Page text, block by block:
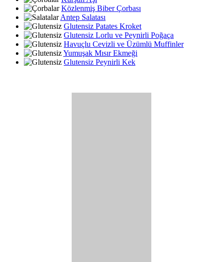
Közlenmiş Biber Çorbası
Antep Salatası
Glutensiz Patates Kroket
Glutensiz Lorlu ve Peynirli Poğaça
Havuçlu Cevizli ve Üzümlü Muffinler
Yumuşak Mısır Ekmeği
Glutensiz Peynirli Kek